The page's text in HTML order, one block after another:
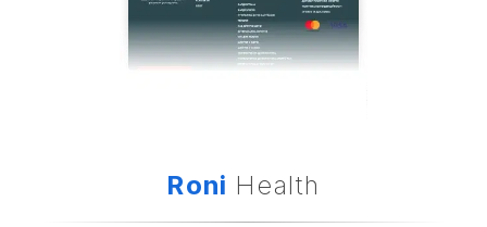
Roni Health